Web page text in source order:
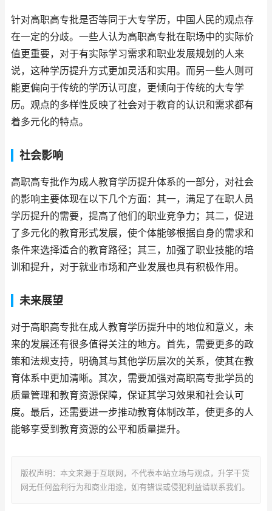
针对高职高专批是否等同于大专学历，中国人民的观点存
在一定的分歧。一些人认为高职高专批在职场中的实际价
值更重要，对于有实际学习需求和职业发展规划的人来
说，这种学历提升方式更加灵活和实用。而另一些人则可
能更偏向于传统的学历认可度，更倾向于传统的大专学
历。观点的多样性反映了社会对于教育的认识和需求都有
着多元化的特点。
社会影响
高职高专批作为成人教育学历提升体系的一部分，对社会
的影响主要体现在以下几个方面：其一，满足了在职人员
学历提升的需要，提高了他们的职业竞争力；其二，促进
了多元化的教育形式发展，使个体能够根据自身的需求和
条件来选择适合的教育路径；其三，加强了职业技能的培
训和提升，对于就业市场和产业发展也具有积极作用。
未来展望
对于高职高专批在成人教育学历提升中的地位和意义，未
来的发展还有很多值得关注的地方。首先，需要更多的政
策和法规支持，明确其与其他学历层次的关系，使其在教
育体系中更加清晰。其次，需要加强对高职高专批学员的
质量管理和教育资源保障，保证其学习效果和社会认可
度。最后，还需要进一步推动教育体制改革，使更多的人
能够享受到教育资源的公平和质量提升。
版权声明：本文来源于互联网，不代表本站立场与观点，升学干货
网无任何盈利行为和商业用途，如有错误或侵犯利益请联系我们。